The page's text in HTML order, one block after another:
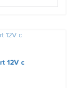
12V с